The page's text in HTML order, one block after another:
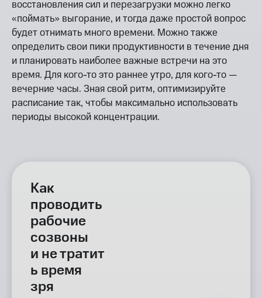
восстановления сил и перезагрузки можно легко
«поймать» выгорание, и тогда даже простой вопрос
будет отнимать много времени. Можно также
определить свои пики продуктивности в течение дня
и планировать наиболее важные встречи на это
время. Для кого-то это раннее утро, для кого-то —
вечерние часы. Зная свой ритм, оптимизируйте
расписание так, чтобы максимально использовать
периоды высокой концентрации.
Как
проводить
рабочие
созвоны
и не тратит
ь время
зря